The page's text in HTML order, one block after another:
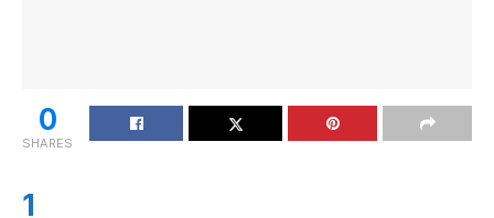
0
SHARES
1